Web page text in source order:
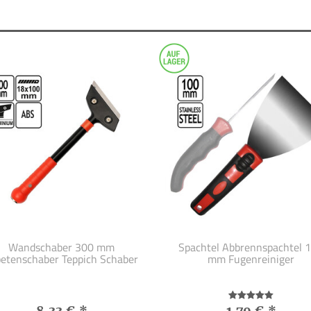
Wandschaber 300 mm
Teppich Schaber
Spachtel Abbrennspachtel
mm Fugenreiniger